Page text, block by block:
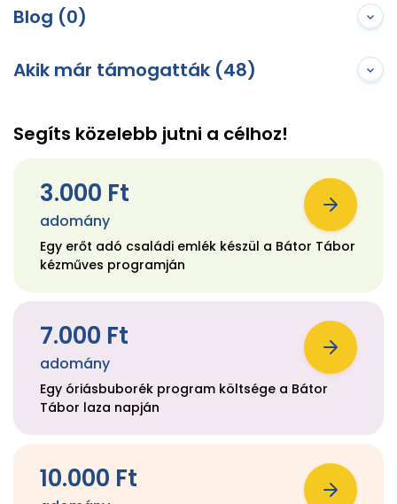
Blog (0)
Akik már támogatták (48)
Segíts közelebb jutni a célhoz!
3.000 Ft
adomány
Egy erőt adó családi emlék készül a Bátor Tábor
kézműves programján
7.000 Ft
adomány
Egy óriásbuborék program költsége a Bátor
Tábor laza napján
10.000 Ft